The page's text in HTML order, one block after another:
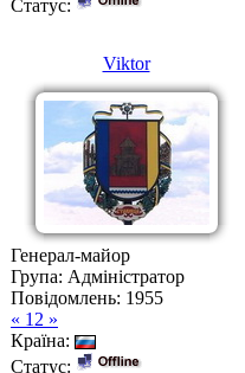
Статус:
Viktor
Генерал-майор
Група: Адміністратор
Повідомлень: 1955
« 12 »
Країна:
Статус: